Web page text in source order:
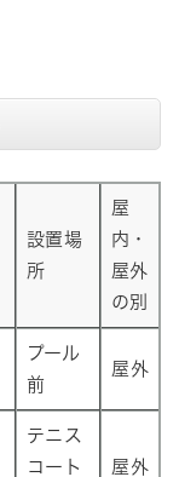
設置場
所
屋
内・
屋外
の別
プール
前
屋外
テニス
コート
屋外